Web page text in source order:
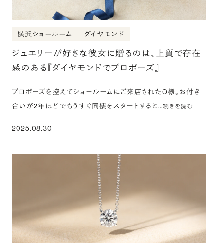
横浜ショールーム ダイヤモンド
ジュエリーが好きな彼女に贈るのは、上質で存在
感のある『ダイヤモンドでプロポーズ』
プロポーズを控えてショールームにご来店されたO様。お付き
合いが2年ほどでもうすぐ同棲をスタートすると…続きを読む
2025.08.30